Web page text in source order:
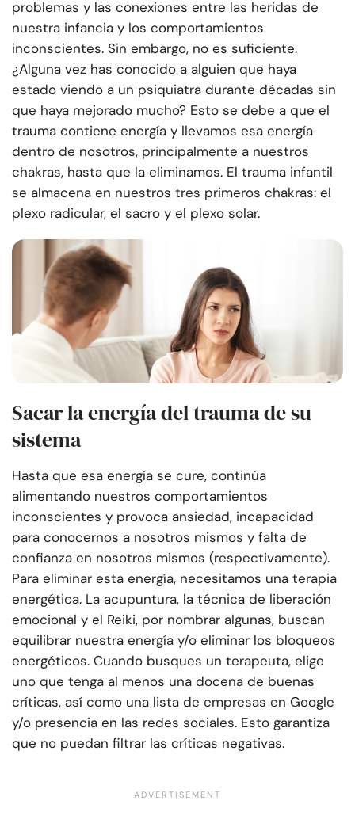
problemas y las conexiones entre las heridas de
nuestra infancia y los comportamientos
inconscientes. Sin embargo, no es suficiente.
¿Alguna vez has conocido a alguien que haya
estado viendo a un psiquiatra durante décadas sin
que haya mejorado mucho? Esto se debe a que el
trauma contiene energía y llevamos esa energía
dentro de nosotros, principalmente a nuestros
chakras, hasta que la eliminamos. El trauma infantil
se almacena en nuestros tres primeros chakras: el
plexo radicular, el sacro y el plexo solar.
Sacar la energía del trauma de su
sistema
Hasta que esa energía se cure, continúa
alimentando nuestros comportamientos
inconscientes y provoca ansiedad, incapacidad
para conocernos a nosotros mismos y falta de
confianza en nosotros mismos (respectivamente).
Para eliminar esta energía, necesitamos una terapia
energética. La acupuntura, la técnica de liberación
emocional y el Reiki, por nombrar algunas, buscan
equilibrar nuestra energía y/o eliminar los bloqueos
energéticos. Cuando busques un terapeuta, elige
uno que tenga al menos una docena de buenas
críticas, así como una lista de empresas en Google
y/o presencia en las redes sociales. Esto garantiza
que no puedan filtrar las críticas negativas.